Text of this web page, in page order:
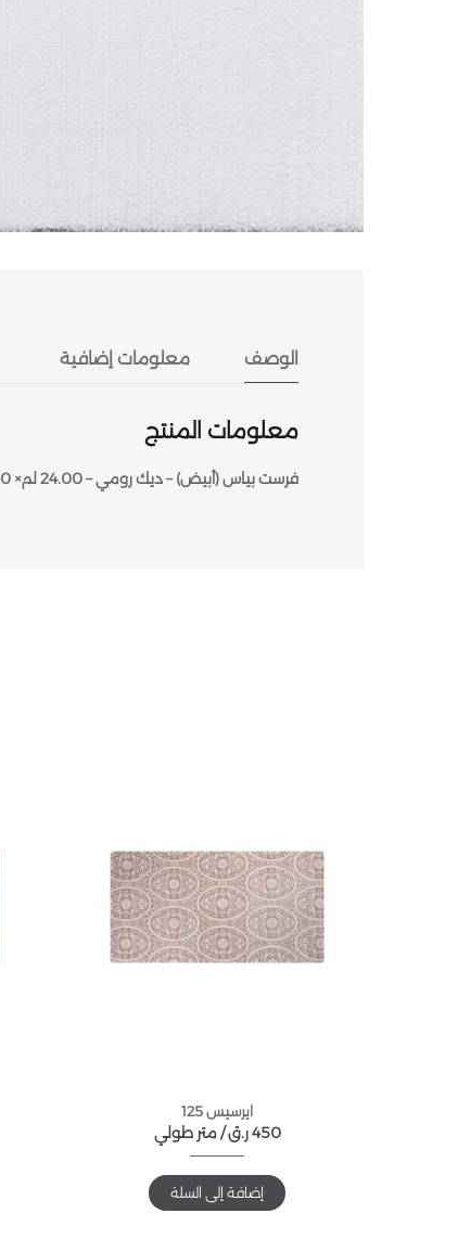
الوصف معلومات إضافية
معلومات المنتج
فرست بياس (أبيض) – ديك رومي – 24.00 لم× 4.00 متر عرض
ايرسيس 125
متر طولي / 450ر.ق
إضافة إلى السلة